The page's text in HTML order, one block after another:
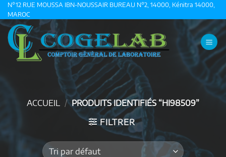
Passer
au
contenu
N°12 RUE MOUSSA IBN-NOUSSAIR BUREAU N°2, 14000, Kénitra 14000,
MAROC
ACCUEIL / PRODUITS IDENTIFIÉS “HI98509”
FILTRER